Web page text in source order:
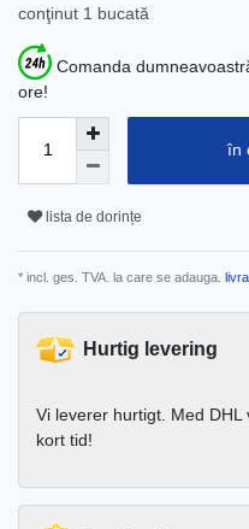
conţinut 1 bucată
Comanda
ore!
în
lista de dorințe
* incl. ges. TVA. la care se adauga.
Hurtig levering
Vi leverer hurtigt. Med
kort tid!